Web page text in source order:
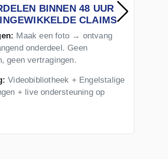
BINNEN 48 UUR
CLAIMS
Maak een foto → ontvang
onderdeel. Geen
geen vertragingen.
Videobibliotheek + Engelstalige
+ live ondersteuning op